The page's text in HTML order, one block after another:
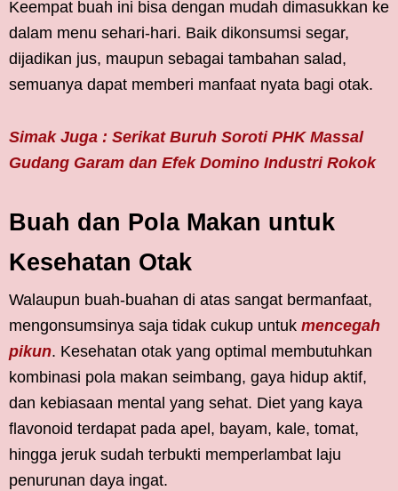
Keempat buah ini bisa dengan mudah dimasukkan ke
dalam menu sehari-hari. Baik dikonsumsi segar,
dijadikan jus, maupun sebagai tambahan salad,
semuanya dapat memberi manfaat nyata bagi otak.
Simak Juga : Serikat Buruh Soroti PHK Massal
Gudang Garam dan Efek Domino Industri Rokok
Buah dan Pola Makan untuk
Kesehatan Otak
Walaupun buah-buahan di atas sangat bermanfaat,
mengonsumsinya saja tidak cukup untuk mencegah
pikun. Kesehatan otak yang optimal membutuhkan
kombinasi pola makan seimbang, gaya hidup aktif,
dan kebiasaan mental yang sehat. Diet yang kaya
flavonoid terdapat pada apel, bayam, kale, tomat,
hingga jeruk sudah terbukti memperlambat laju
penurunan daya ingat.